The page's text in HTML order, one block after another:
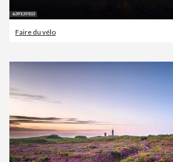
Faire du vélo